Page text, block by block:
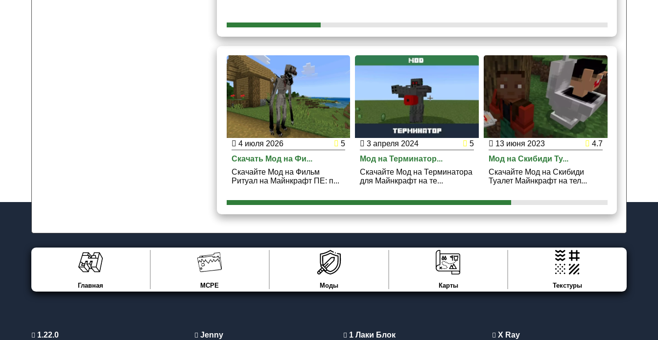
4 июля 2026
5
Скачать Мод на Фи...
Скачайте Мод на Фильм
Ритуал на Майнкрафт ПЕ: п...
3 апреля 2024
5
Мод на Терминатор...
Скачайте Мод на Терминатора
для Майнкрафт на те...
13 июня 2023
4.7
Мод на Скибиди Ту...
Скачайте Мод на Скибиди
Туалет Майнкрафт на тел...
Главная MCPE Моды Карты Текстуры
1.22.0 Jenny 1 Лаки Блок X Ray